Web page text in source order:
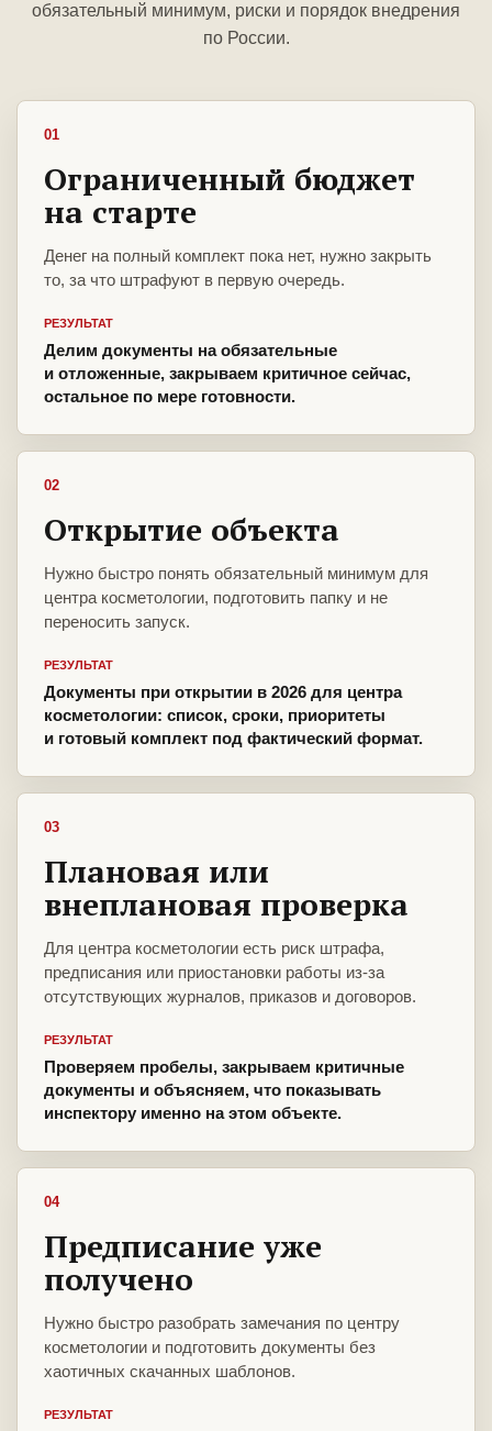
обязательный минимум, риски и порядок внедрения
по России.
01
Ограниченный бюджет
на старте
Денег на полный комплект пока нет, нужно закрыть
то, за что штрафуют в первую очередь.
РЕЗУЛЬТАТ
Делим документы на обязательные
и отложенные, закрываем критичное сейчас,
остальное по мере готовности.
02
Открытие объекта
Нужно быстро понять обязательный минимум для
центра косметологии, подготовить папку и не
переносить запуск.
РЕЗУЛЬТАТ
Документы при открытии в 2026 для центра
косметологии: список, сроки, приоритеты
и готовый комплект под фактический формат.
03
Плановая или
внеплановая проверка
Для центра косметологии есть риск штрафа,
предписания или приостановки работы из-за
отсутствующих журналов, приказов и договоров.
РЕЗУЛЬТАТ
Проверяем пробелы, закрываем критичные
документы и объясняем, что показывать
инспектору именно на этом объекте.
04
Предписание уже
получено
Нужно быстро разобрать замечания по центру
косметологии и подготовить документы без
хаотичных скачанных шаблонов.
РЕЗУЛЬТАТ